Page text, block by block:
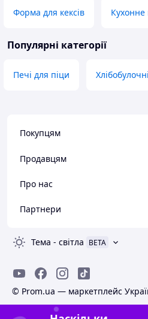
Форма для кексів
Популярні категорії
Печі для піци
Покупцям
Продавцям
Про нас
Партнери
Тема - світла BETA
© Prom.ua — маркетплейс